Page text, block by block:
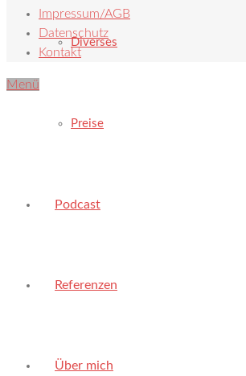
Diverses
Preise
Podcast
Referenzen
Über mich
Impressum/AGB
Datenschutz
Kontakt
Menü